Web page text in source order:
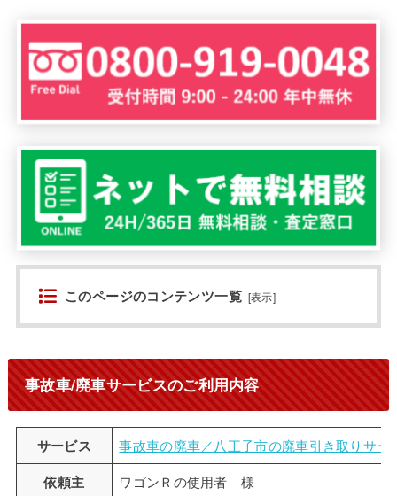
このページのコンテンツ一覧 [表示]
事故車/廃車サービスのご利用内容
サービス 事故車の廃車／八王子市の廃車引き取りサー
依頼主 ワゴンＲの使用者 様